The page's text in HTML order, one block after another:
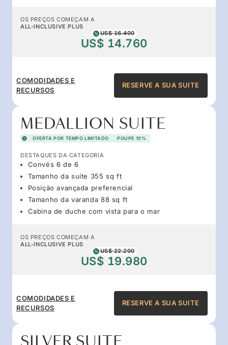
OS PREÇOS COMEÇAM A
ALL-INCLUSIVE PLUS
US$ 16.400
US$ 14.760
COMODIDADES E
RECURSOS
RESERVE A SUA SUITE
MEDALLION SUITE
OFERTA POR TEMPO LIMITADO POUPE 10%
DESTAQUES DA CATEGORIA
Convés 6 de 6
Tamanho da suíte 355 sq ft
Posição avançada preferencial
Tamanho da varanda 88 sq ft
Cabina de duche com vista para o mar
OS PREÇOS COMEÇAM A
ALL-INCLUSIVE PLUS
US$ 22.200
US$ 19.980
COMODIDADES E
RECURSOS
RESERVE A SUA SUITE